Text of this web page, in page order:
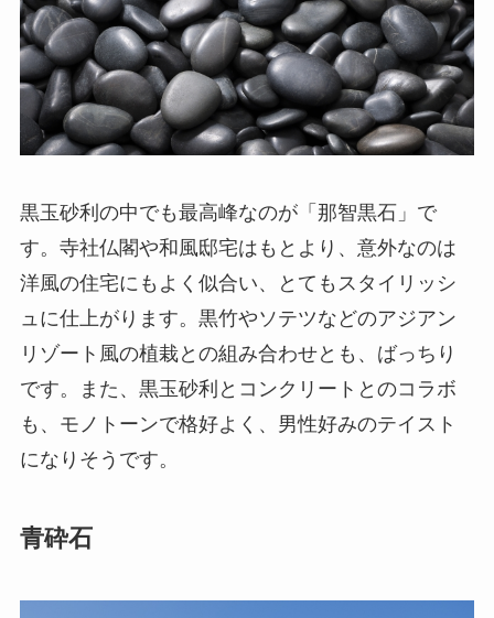
黒玉砂利の中でも最高峰なのが「那智黒石」で
す。寺社仏閣や和風邸宅はもとより、意外なのは
洋風の住宅にもよく似合い、とてもスタイリッシ
ュに仕上がります。黒竹やソテツなどのアジアン
リゾート風の植栽との組み合わせとも、ばっちり
です。また、黒玉砂利とコンクリートとのコラボ
も、モノトーンで格好よく、男性好みのテイスト
になりそうです。
青砕石